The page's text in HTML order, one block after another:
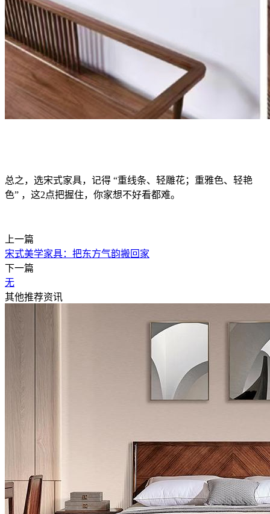
总之，选宋式家具，记得 “重线条、轻雕花；重雅色、轻艳
色” ，这2点把握住，你家想不好看都难。
上一篇
宋式美学家具：把东方气韵搬回家
下一篇
无
其他推荐资讯